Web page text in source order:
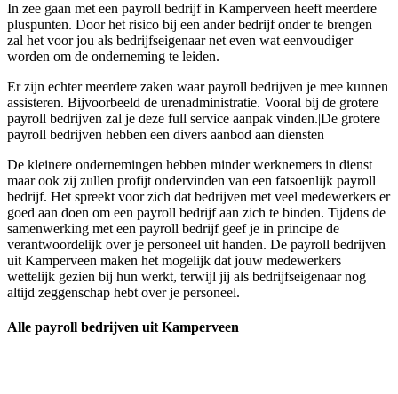
In zee gaan met een payroll bedrijf in Kamperveen heeft meerdere
pluspunten. Door het risico bij een ander bedrijf onder te brengen
zal het voor jou als bedrijfseigenaar net even wat eenvoudiger
worden om de onderneming te leiden.
Er zijn echter meerdere zaken waar payroll bedrijven je mee kunnen
assisteren. Bijvoorbeeld de urenadministratie. Vooral bij de grotere
payroll bedrijven zal je deze full service aanpak vinden.|De grotere
payroll bedrijven hebben een divers aanbod aan diensten
De kleinere ondernemingen hebben minder werknemers in dienst
maar ook zij zullen profijt ondervinden van een fatsoenlijk payroll
bedrijf. Het spreekt voor zich dat bedrijven met veel medewerkers er
goed aan doen om een payroll bedrijf aan zich te binden. Tijdens de
samenwerking met een payroll bedrijf geef je in principe de
verantwoordelijk over je personeel uit handen. De payroll bedrijven
uit Kamperveen maken het mogelijk dat jouw medewerkers
wettelijk gezien bij hun werkt, terwijl jij als bedrijfseigenaar nog
altijd zeggenschap hebt over je personeel.
Alle payroll bedrijven uit Kamperveen